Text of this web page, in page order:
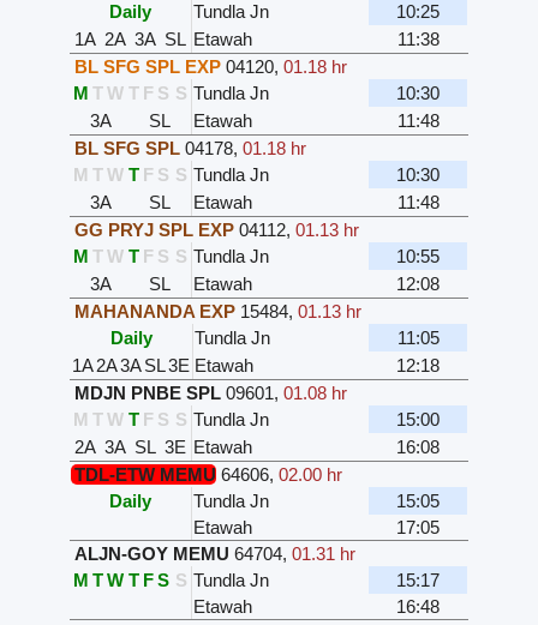
Daily
Tundla Jn
10:25
1A 2A 3A SL Etawah
11:38
BL SFG SPL EXP 04120,01.18 hr
M T W T F S S Tundla Jn
10:30
3A
SL Etawah
11:48
BL SFG SPL 04178,01.18 hr
M T W T F S S Tundla Jn
10:30
3A
SL Etawah
11:48
GG PRYJ SPL EXP 04112,01.13 hr
M T W T F S S Tundla Jn
10:55
3A
SL Etawah
12:08
MAHANANDA EXP 15484,01.13 hr
Daily
Tundla Jn
11:05
1A2A3ASL3E Etawah
12:18
MDJN PNBE SPL 09601,01.08 hr
M T W T F S S Tundla Jn
15:00
2A 3A SL 3E Etawah
16:08
TDL-ETW MEMU 64606,02.00 hr
Daily
Tundla Jn
15:05
Etawah
17:05
ALJN-GOY MEMU 64704,01.31 hr
M T W T F S S Tundla Jn
15:17
Etawah
16:48